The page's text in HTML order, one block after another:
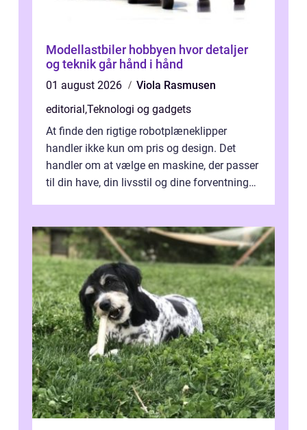
Modellastbiler hobbyen hvor detaljer
og teknik går hånd i hånd
01 august 2026
Viola Rasmusen
editorial ,Teknologi og gadgets
At finde den rigtige robotplæneklipper
handler ikke kun om pris og design. Det
handler om at vælge en maskine, der passer
til din have, din livsstil og dine forventninger.